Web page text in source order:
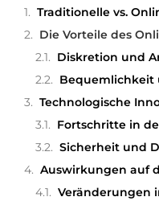
Traditionelle vs.
Die Vorteile des
Technologische
Fortschritte in
Auswirkungen auf